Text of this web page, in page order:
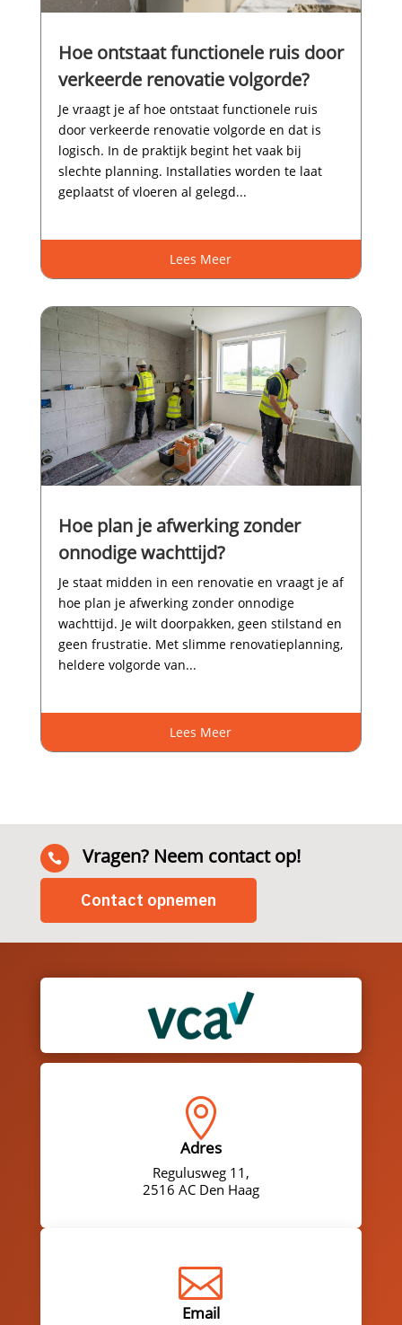
Hoe ontstaat functionele ruis door
verkeerde renovatie volgorde?
Je vraagt je af hoe ontstaat functionele ruis
door verkeerde renovatie volgorde en dat is
logisch.​ In de praktijk begint het vaak bij
slechte planning.​ Installaties worden te laat
geplaatst of vloeren al gelegd...
Lees Meer
Hoe plan je afwerking zonder
onnodige wachttijd?
Je staat midden in een renovatie en vraagt je af
hoe plan je afwerking zonder onnodige
wachttijd.​ Je wilt doorpakken, geen stilstand en
geen frustratie.​ Met slimme renovatieplanning,
heldere volgorde van...
Lees Meer
 Vragen? Neem contact op!
Contact opnemen

Adres
Regulusweg 11,
2516 AC Den Haag

Email